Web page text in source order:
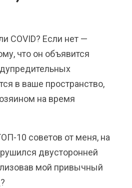
COVID? Если нет —
что он объявится
в ваше пространство,
на время
10 советов от меня, на
двусторонней
мой привычный